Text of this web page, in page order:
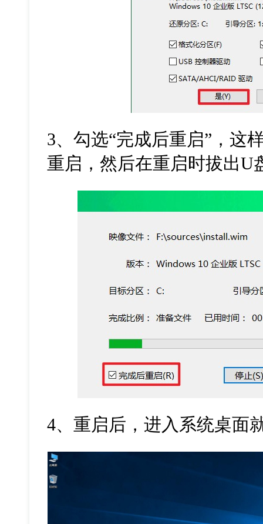
3、勾选“完成后重启” ，这
重启，然后在重启时拔出U
4、重启后，进入系统桌面